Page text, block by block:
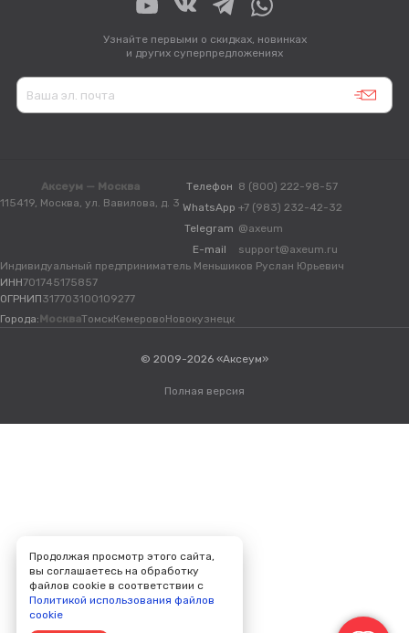
Узнайте первыми о скидках, новинках
и других суперпредложениях
Аксеум — Москва
115419, Москва, ул. Вавилова, д. 3
Телефон 8 (800) 222-98-57
WhatsApp +7 (983) 232-42-32
Telegram @axeum
E-mail
support@axeum.ru
Индивидуальный предприниматель Меньшиков Руслан Юрьевич
ИНН701745175857
ОГРНИП317703100109277
Города: МоскваТомскКемеровоНовокузнецк
© 2009-2026 «Аксеум»
Полная версия
Продолжая просмотр этого сайта,
вы соглашаетесь на обработку
файлов cookie в соответствии с
Политикой использования файлов
cookie